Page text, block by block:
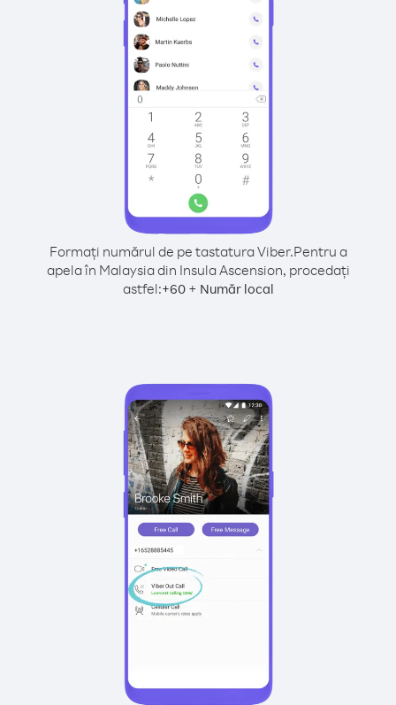
Formați numărul de pe tastatura Viber.Pentru a
apela în Malaysia din Insula Ascension, procedați
astfel:+60+ Număr local